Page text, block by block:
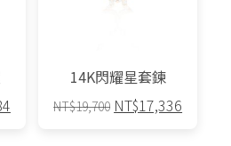
目
14K閃耀星套鍊
NT$19,700 原
NT$17,336